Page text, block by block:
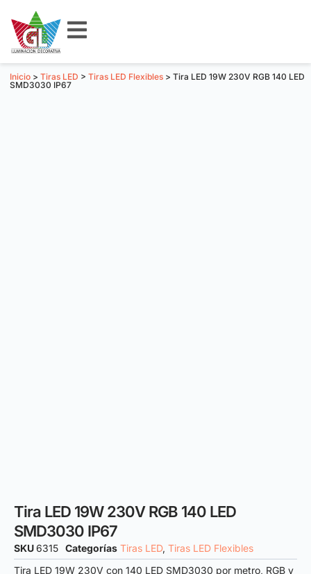
Inicio > Tiras LED > Tiras LED Flexibles > Tira LED 19W 230V RGB 140 LED
SMD3030 IP67
Tira LED 19W 230V RGB 140 LED
SMD3030 IP67
SKU6315 Categorías Tiras LED, Tiras LED Flexibles
Tira LED 19W 230V con 140 LED SMD3030 por metro, RGB y